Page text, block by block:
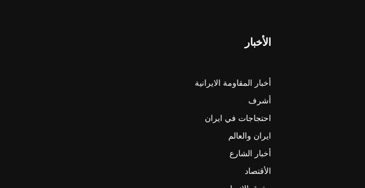
الأخبار
أخبار المقاومة الايرانية
أشرف
احتجاجات في ايران
ايران والعالم
أخبار الشارع
الأقتصاد